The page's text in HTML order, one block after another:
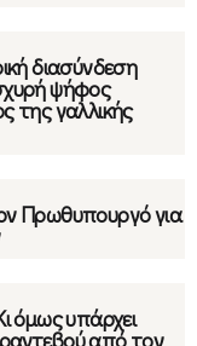
διασύνδεση
ψήφος
της γαλλικής
Πρωθυπουργό για
όμως υπάρχει
ραντεβού από τον